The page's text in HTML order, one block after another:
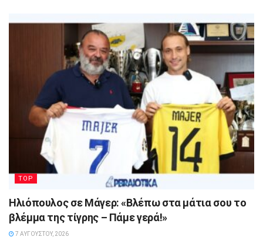
TOP
Ηλιόπουλος σε Μάγερ: «Βλέπω στα μάτια σου το
βλέμμα της τίγρης – Πάμε γερά!»
7 ΑΥΓΟΎΣΤΟΥ, 2026